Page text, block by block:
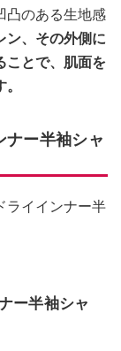
凸のある生地感
ン、その外側に
ことで、肌面を
ナー半袖シャ
ライインナー半
ー半袖シャ